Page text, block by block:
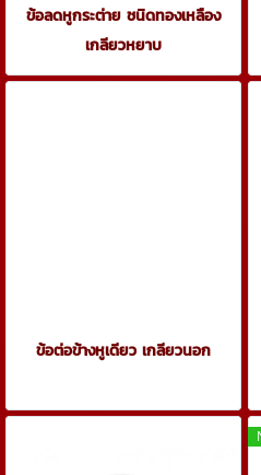
ข้อลดหูกระต่าย ชนิดทองเหลือง
เกลียวหยาบ
ข้อต่อข้างหูเดียว เกลียวนอก